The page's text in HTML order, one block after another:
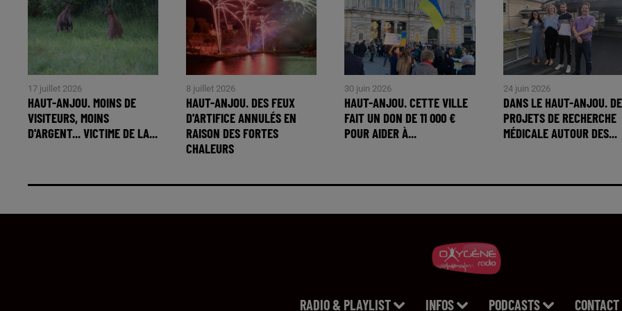
17 juillet 2026
HAUT-ANJOU. MOINS DE
VISITEURS, MOINS
D'ARGENT... VICTIME DE LA...
8 juillet 2026
HAUT-ANJOU. DES FEUX
D'ARTIFICE ANNULÉS EN
RAISON DES FORTES
CHALEURS
30 juin 2026
HAUT-ANJOU. CETTE VILLE
FAIT UN DON DE 11 000 €
POUR AIDER À...
24 juin 2026
DANS LE HAUT-ANJOU.
PROJETS DE RECHERCHE
MÉDICALE AUTOUR DES...
RADIO & PLAYLIST INFOS PODCASTS CONTACT